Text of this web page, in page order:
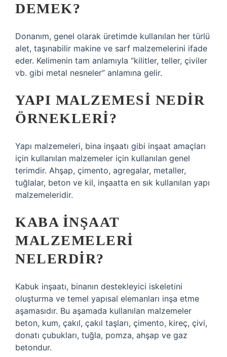
DEMEK?
Donanım, genel olarak üretimde kullanılan her türlü
alet, taşınabilir makine ve sarf malzemelerini ifade
eder. Kelimenin tam anlamıyla “kilitler, teller, çiviler
vb. gibi metal nesneler” anlamına gelir.
YAPI MALZEMESI NEDIR
ÖRNEKLERI?
Yapı malzemeleri, bina inşaatı gibi inşaat amaçları
için kullanılan malzemeler için kullanılan genel
terimdir. Ahşap, çimento, agregalar, metaller,
tuğlalar, beton ve kil, inşaatta en sık kullanılan yapı
malzemeleridir.
KABA INŞAAT
MALZEMELERI
NELERDIR?
Kabuk inşaatı, binanın destekleyici iskeletini
oluşturma ve temel yapısal elemanları inşa etme
aşamasıdır. Bu aşamada kullanılan malzemeler
beton, kum, çakıl, çakıl taşları, çimento, kireç, çivi,
donatı çubukları, tuğla, pomza, ahşap ve gaz
betondur.